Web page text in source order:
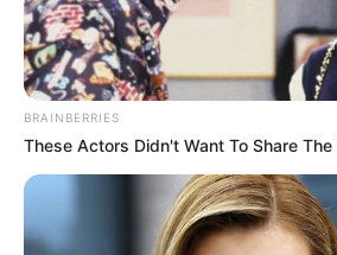
BRAINBERRIES
These Actors Didn't Want To Share